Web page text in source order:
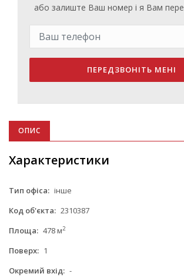
або залиште Ваш номер і я Вам
ПЕРЕДЗВОНІТЬ МЕНІ
ОПИС
Характеристики
Тип офіса: інше
Код об'єкта: 2310387
Площа: 478 м2
Поверх: 1
Окремий вхід: -